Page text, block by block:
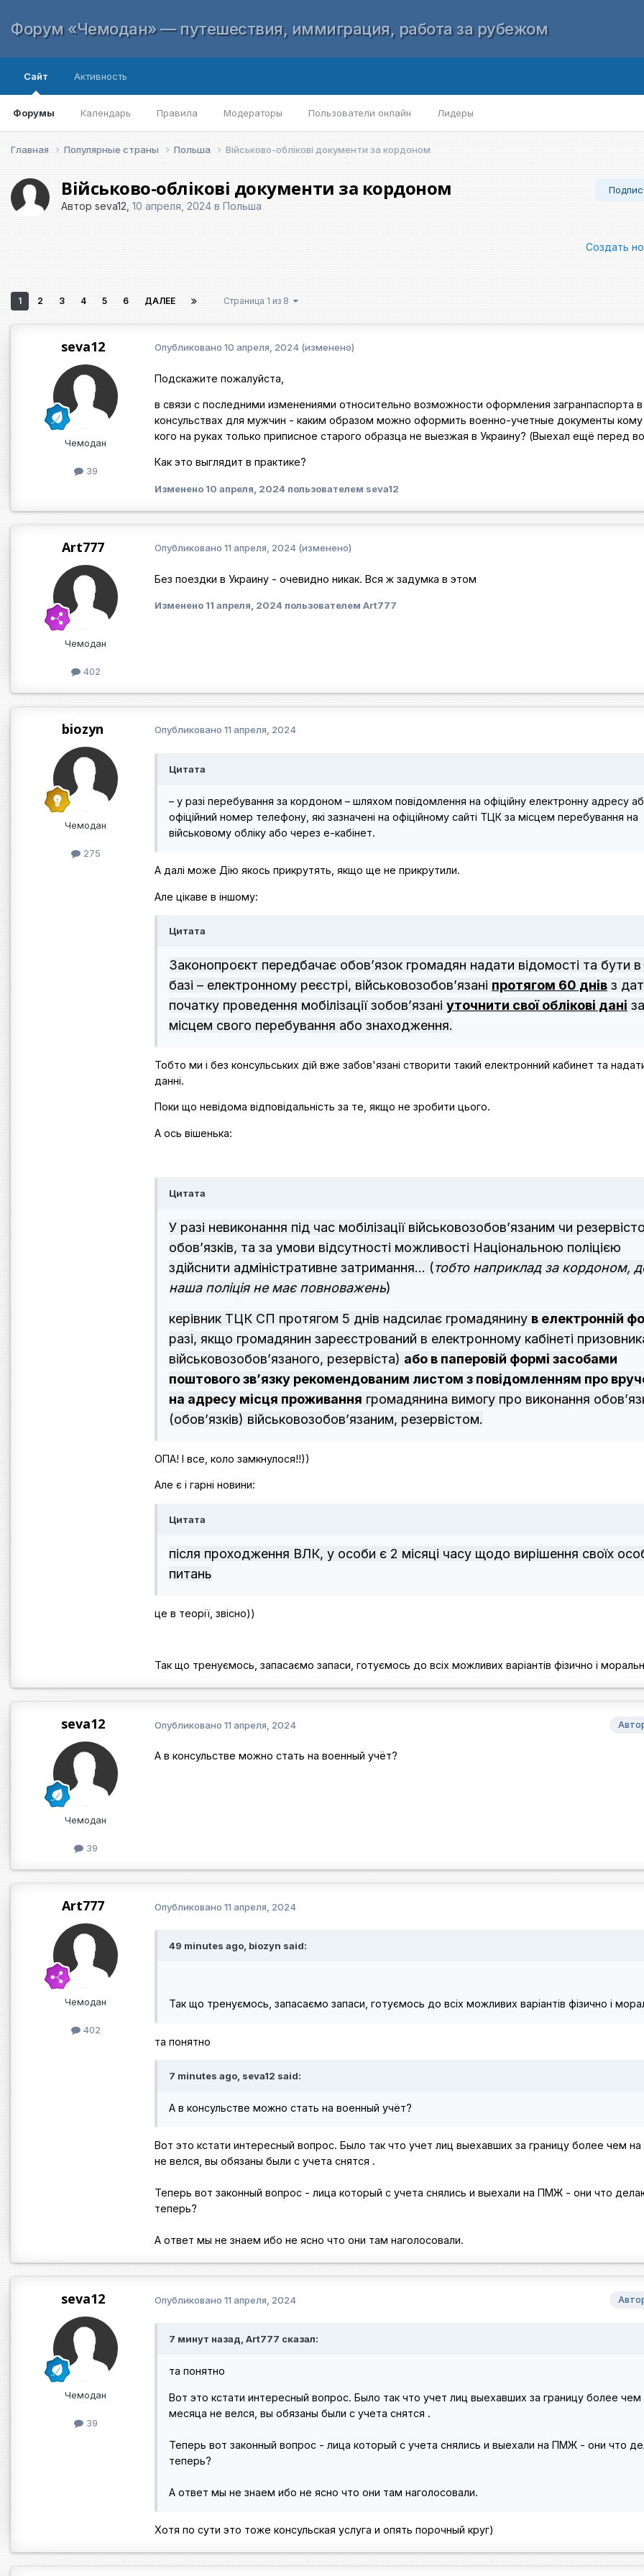
Форум «Чемодан» — путешествия, иммиграция, работа за рубежом
Сайт
Форумы Календарь Правила Модераторы Пользователи онлайн Лидеры
Активность
Главная Популярные страны Польша Військово-облікові документи за кордоном
Військово-облікові документи за кордоном
Автор seva12 10 апреля, 2024 в Польша
Создать
1 2 3 4 5 6 ДАЛЕЕ Страница 1 из 8
seva12
Чемодан
39
Опубликовано 10 апреля, 2024 (изменено)
Подскажите пожалуйста,
в связи с последними изменениями относительно возможности оформления загранпаспорта в
консульствах для мужчин - каким образом можно оформить военно-учетные документы кому
кого на руках только приписное старого образца не выезжая в Украину? (Выехал ещё перед
Как это выглядит в практике?
Изменено 10 апреля, 2024 пользователем seva12
Art777
Чемодан
402
Опубликовано 11 апреля, 2024 (изменено)
Без поездки в Украину - очевидно никак. Вся ж задумка в этом
Изменено 11 апреля, 2024 пользователем Art777
biozyn
Чемодан
275
Опубликовано 11 апреля, 2024
Цитата
– у разі перебування за кордоном – шляхом повідомлення на офіційну електронну адресу
офіційний номер телефону, які зазначені на офіційному сайті ТЦК за місцем перебування на
військовому обліку або через е-кабінет.
A далі може Дію якось прикрутять, якщо ще не прикрутили.
Але цікаве в іншому:
Цитата
Законопроєкт передбачає обов’язок громадян надати відомості та бути в
базі – електронному реєстрі, військовозобов’язані протягом 60 днів з
початку проведення мобілізації зобов’язані уточнити свої облікові дані за
місцем свого перебування або знаходження.
Тобто ми і без консульських дій вже забов'язані створити такий електронний кабинет та
данні.
Поки що невідома відповідальність за те, якщо не зробити цього.
А ось вішенька:
Цитата
У разі невиконання під час мобілізації військовозобов’язаним чи
обов’язків, та за умови відсутності можливості Національною поліцією
здійснити адміністративне затримання... (тобто наприклад за кордоном,
наша поліція не має повноважень)
керівник ТЦК СП протягом 5 днів надсилає громадянину в електронній
разі, якщо громадянин зареєстрований в електронному кабінеті
військовозобов’язаного, резервіста) або в паперовій формі засобами
поштового зв’язку рекомендованим листом з повідомленням про
на адресу місця проживання громадянина вимогу про виконання
(обов’язків) військовозобов’язаним, резервістом.
ОПА! І все, коло замкнулося!!))
Але є і гарні новини:
Цитата
після проходження ВЛК, у особи є 2 місяці часу щодо вирішення своїх
питань
це в теорії, звісно))
Так що тренуємось, запасаємо запаси, готуємось до всіх можливих варіантів фізично і
seva12
Чемодан
39
Опубликовано 11 апреля, 2024
А в консульстве можно стать на военный учёт?
Art777
Чемодан
402
Опубликовано 11 апреля, 2024
49 minutes ago, biozyn said:
Так що тренуємось, запасаємо запаси, готуємось до всіх можливих варіантів фізично і
та понятно
7 minutes ago, seva12 said:
А в консульстве можно стать на военный учёт?
Вот это кстати интересный вопрос. Было так что учет лиц выехавших за границу более чем
не велся, вы обязаны были с учета снятся .
Теперь вот законный вопрос - лица который с учета снялись и выехали на ПМЖ - они что
теперь?
А ответ мы не знаем ибо не ясно что они там наголосовали.
seva12
Чемодан
39
Опубликовано 11 апреля, 2024
7 минут назад, Art777 сказал:
та понятно
Вот это кстати интересный вопрос. Было так что учет лиц выехавших за границу более чем
месяца не велся, вы обязаны были с учета снятся .
Теперь вот законный вопрос - лица который с учета снялись и выехали на ПМЖ - они что
теперь?
А ответ мы не знаем ибо не ясно что они там наголосовали.
Хотя по сути это тоже консульская услуга и опять порочный круг)